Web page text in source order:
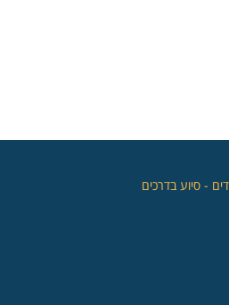
- סיוע בדרכים